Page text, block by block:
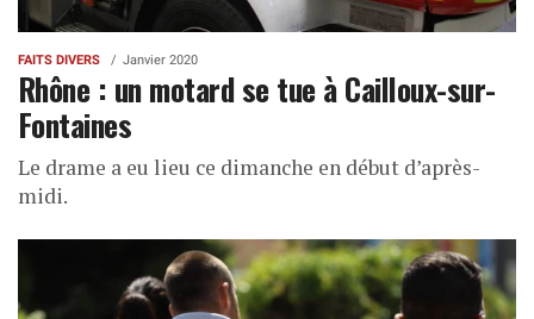
FAITS DIVERS Janvier 2020
Rhône : un motard se tue à Cailloux-sur-
Fontaines
Le drame a eu lieu ce dimanche en début d’après-
midi.